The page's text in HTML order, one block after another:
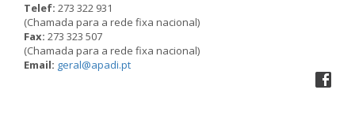
Telef: 273 322 931
(Chamada para a rede fixa nacional)
Fax: 273 323 507
(Chamada para a rede fixa nacional)
Email: geral@apadi.pt